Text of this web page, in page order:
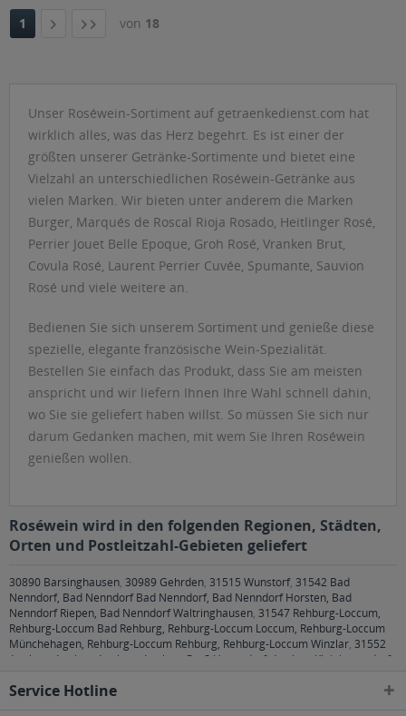
1 von 18
Unser Roséwein-Sortiment auf getraenkedienst.com hat
wirklich alles, was das Herz begehrt. Es ist einer der
größten unserer Getränke-Sortimente und bietet eine
Vielzahl an unterschiedlichen Roséwein-Getränke aus
vielen Marken. Wir bieten unter anderem die Marken
Burger, Marqués de Roscal Rioja Rosado, Heitlinger Rosé,
Perrier Jouet Belle Epoque, Groh Rosé, Vranken Brut,
Covula Rosé, Laurent Perrier Cuvée, Spumante, Sauvion
Rosé und viele weitere an.
Bedienen Sie sich unserem Sortiment und genieße diese
spezielle, elegante französische Wein-Spezialität.
Bestellen Sie einfach das Produkt, dass Sie am meisten
anspricht und wir liefern Ihnen Ihre Wahl schnell dahin,
wo Sie sie geliefert haben willst. So müssen Sie sich nur
darum Gedanken machen, mit wem Sie Ihren Roséwein
genießen wollen.
Roséwein wird in den folgenden Regionen, Städten,
Orten und Postleitzahl-Gebieten geliefert
30890 Barsinghausen, 30989 Gehrden, 31515 Wunstorf, 31542 Bad
Nenndorf, Bad Nenndorf Bad Nenndorf, Bad Nenndorf Horsten, Bad
Nenndorf Riepen, Bad Nenndorf Waltringhausen, 31547 Rehburg-Loccum,
Rehburg-Loccum Bad Rehburg, Rehburg-Loccum Loccum, Rehburg-Loccum
Münchehagen, Rehburg-Loccum Rehburg, Rehburg-Loccum Winzlar, 31552
Apelern, Apelern Apelern, Apelern Groß Hegesdorf, Apelern Kleinhegesdorf,
Algesdorf, Rodenberg Rodenberg
Service Hotline